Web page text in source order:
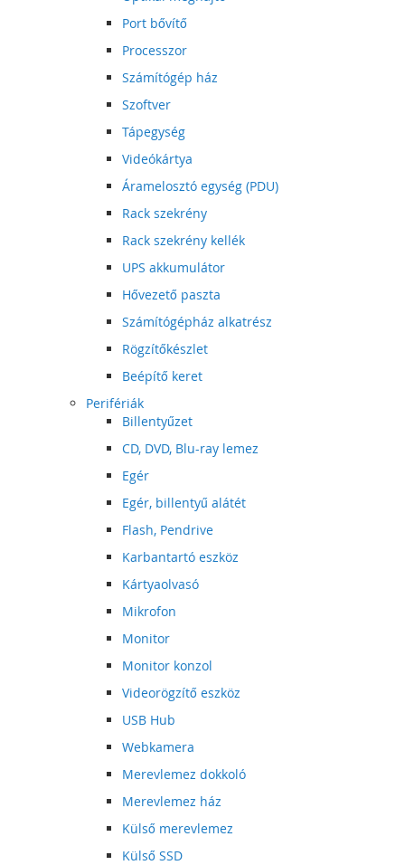
Port bővítő
Processzor
Számítógép ház
Szoftver
Tápegység
Videókártya
Áramelosztó egység (PDU)
Rack szekrény
Rack szekrény kellék
UPS akkumulátor
Hővezető paszta
Számítógépház alkatrész
Rögzítőkészlet
Beépítő keret
Perifériák
Billentyűzet
CD, DVD, Blu-ray lemez
Egér
Egér, billentyű alátét
Flash, Pendrive
Karbantartó eszköz
Kártyaolvasó
Mikrofon
Monitor
Monitor konzol
Videorögzítő eszköz
USB Hub
Webkamera
Merevlemez dokkoló
Merevlemez ház
Külső merevlemez
Külső SSD